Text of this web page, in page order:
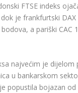
FTSE indeks
je frankfurtski
a pariški CAC
najvećim je dijelom
u bankarskom
popustila bojazan od